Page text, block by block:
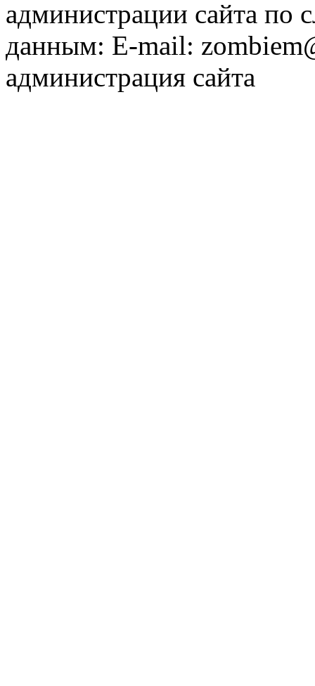
администрации сайта
данным: E-mail:
администрация сайта